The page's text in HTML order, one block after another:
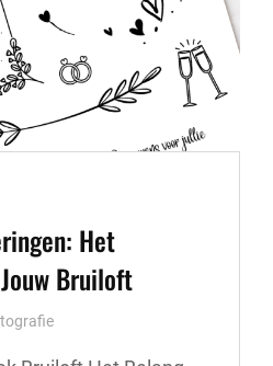
Het
Bruiloft